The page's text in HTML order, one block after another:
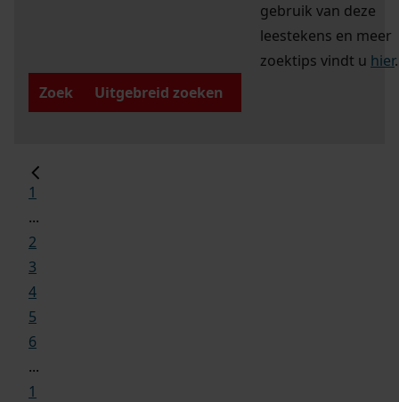
gebruik van deze
leestekens en meer
zoektips vindt u hier.
Zoek
Uitgebreid zoeken
1
...
2
3
4
5
6
...
1